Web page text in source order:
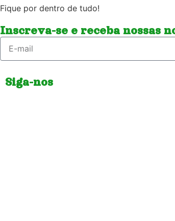
Fique por dentro de tudo!
Inscreva-se e receba nossas
Siga-nos